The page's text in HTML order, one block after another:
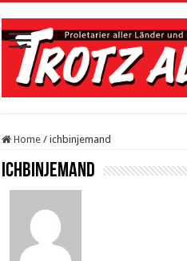
Home / ichbinjemand
ichbinjemand